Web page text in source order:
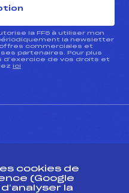
la FFS à utiliser mon
la newsletter
offres commerciales et
partenaires. Pour plus
d’exercice de vos droits et
ici
cookies de
(Google
la